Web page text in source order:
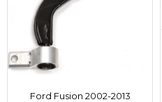
Ford Fusion 2002-2013